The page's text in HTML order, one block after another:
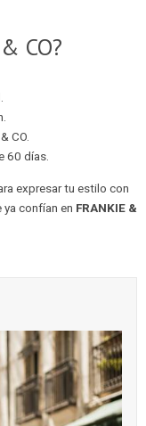
CO?
CO.
60 días.
expresar tu estilo con
confían en FRANKIE &